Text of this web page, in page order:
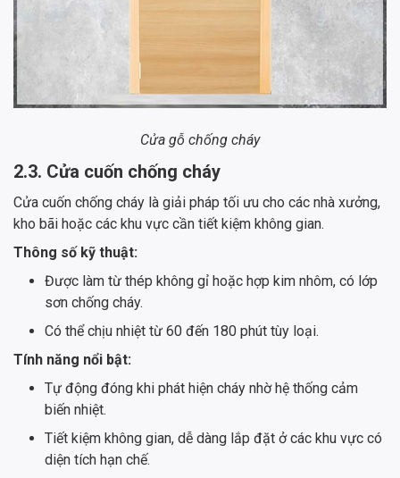
Cửa gỗ chống cháy
2.3. Cửa cuốn chống cháy
Cửa cuốn chống cháy là giải pháp tối ưu cho các nhà xưởng,
kho bãi hoặc các khu vực cần tiết kiệm không gian.
Thông số kỹ thuật:
Được làm từ thép không gỉ hoặc hợp kim nhôm, có lớp
sơn chống cháy.
Có thể chịu nhiệt từ 60 đến 180 phút tùy loại.
Tính năng nổi bật:
Tự động đóng khi phát hiện cháy nhờ hệ thống cảm
biến nhiệt.
Tiết kiệm không gian, dễ dàng lắp đặt ở các khu vực có
diện tích hạn chế.